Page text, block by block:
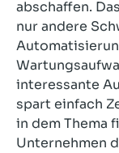
abschaffen.
nur andere
interessante
spart einfach
in dem Thema
Unternehmen